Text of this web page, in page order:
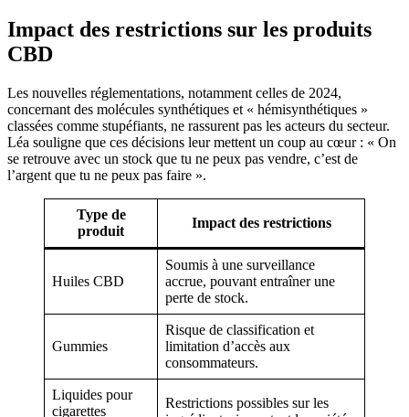
Impact des restrictions sur les produits
CBD
Les nouvelles réglementations, notamment celles de 2024,
concernant des molécules synthétiques et « hémisynthétiques »
classées comme stupéfiants, ne rassurent pas les acteurs du secteur.
Léa souligne que ces décisions leur mettent un coup au cœur : « On
se retrouve avec un stock que tu ne peux pas vendre, c’est de
l’argent que tu ne peux pas faire ».
Type de
produit
Impact des restrictions
Huiles CBD
Soumis à une surveillance
accrue, pouvant entraîner une
perte de stock.
Gummies
Risque de classification et
limitation d’accès aux
consommateurs.
Liquides pour
cigarettes
Restrictions possibles sur les